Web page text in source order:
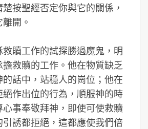
按聖經否定你與它的關係，
開。
贖工作的試探勝過魔鬼，明
擔救贖的工作。他在物質缺乏
話中，站穩人的崗位；他在
作出位的行為，順服神的時
心事奉敬拜神，即使可使救贖
誘都拒絕，這都應使我們倍